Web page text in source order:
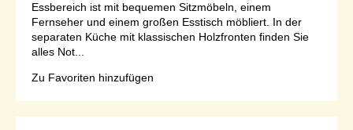
Essbereich ist mit bequemen Sitzmöbeln, einem
Fernseher und einem großen Esstisch möbliert. In der
separaten Küche mit klassischen Holzfronten finden Sie
alles Not...
Zu Favoriten hinzufügen